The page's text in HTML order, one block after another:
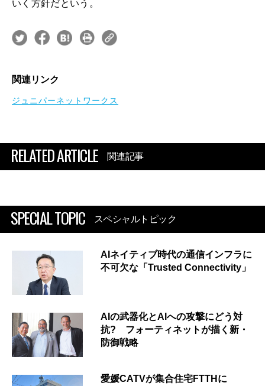
いく方針だという。
関連リンク
ジュニパーネットワークス
RELATED ARTICLE 関連記事
SPECIAL TOPIC スペシャルトピック
AIネイティブ時代の通信インフラに
不可欠な「Trusted Connectivity」
AIの武器化とAIへの攻撃にどう対
抗? フォーティネットが描く新・
防御戦略
愛媛CATVが集合住宅FTTHに